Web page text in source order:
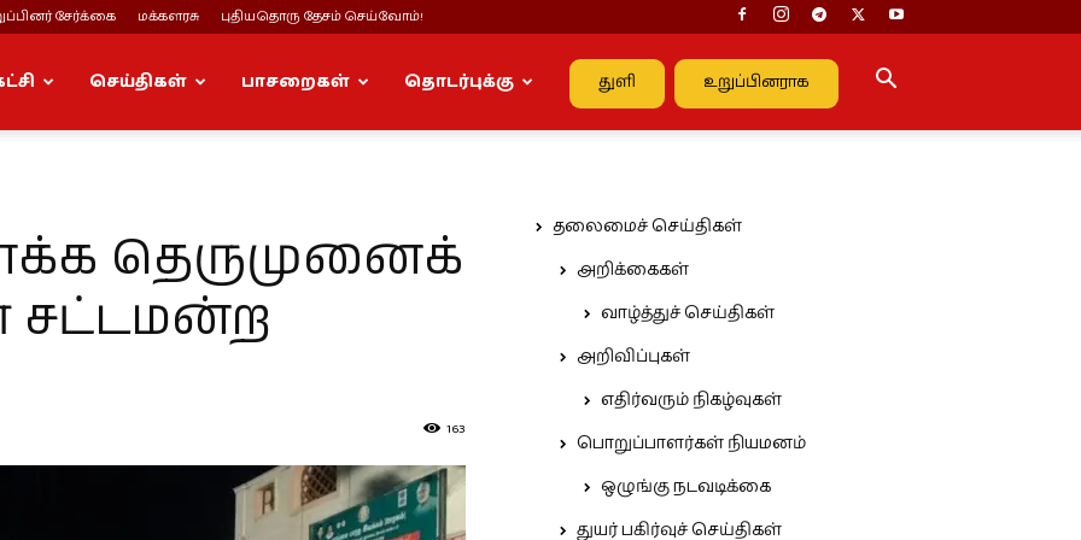
சேர்க்கை மக்களரசு புதியதொரு தேசம் செய்வோம்!
துளி உறுப்பினராக
செய்திகள் பாசறைகள் தொடர்புக்கு
தெருமுனைக்
சட்டமன்ற
163
தலைமைச் செய்திகள்
அறிக்கைகள்
வாழ்த்துச் செய்திகள்
அறிவிப்புகள்
எதிர்வரும் நிகழ்வுகள்
பொறுப்பாளர்கள் நியமனம்
ஒழுங்கு நடவடிக்கை
துயர் பகிர்வுச் செய்திகள்